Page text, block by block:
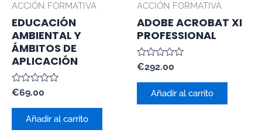
ACCIÓN FORMATIVA
EDUCACIÓN
AMBIENTAL Y
ÁMBITOS DE
APLICACIÓN
Valorado
0
€69.00
Añadir al carrito
ACCIÓN FORMATIVA
ADOBE ACROBAT XI
PROFESSIONAL
Valorado
0
€292.00
Añadir al carrito